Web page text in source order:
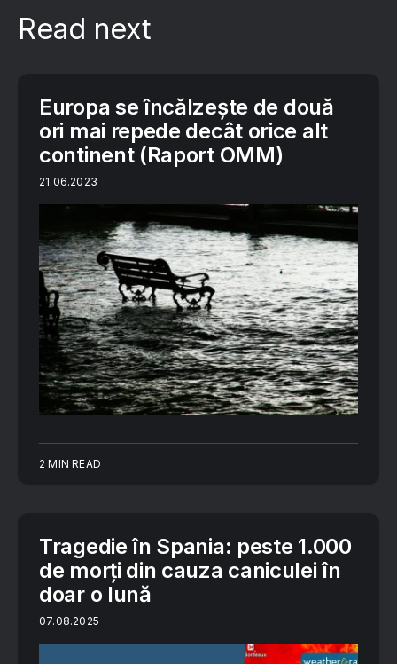
Read next
Europa se încălzește de două
ori mai repede decât orice alt
continent (Raport OMM)
21.06.2023
2 MIN READ
Tragedie în Spania: peste 1.000
de morți din cauza caniculei în
doar o lună
07.08.2025